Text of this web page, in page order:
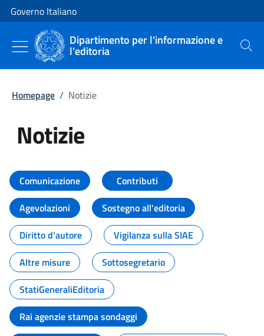
Vai al contenuto
Vai alla navigazione del sito
Governo Italiano
Dipartimento per l'informazione e
l'editoria Cerca
Homepage / Notizie
Notizie
Tutti i contenuti della pagina
Comunicazione
Contributi
Agevolazioni
Sostegno all'editoria
Diritto d'autore
Vigilanza sulla SIAE
Altre misure
Sottosegretario
StatiGeneraliEditoria
Rai agenzie stampa sondaggi